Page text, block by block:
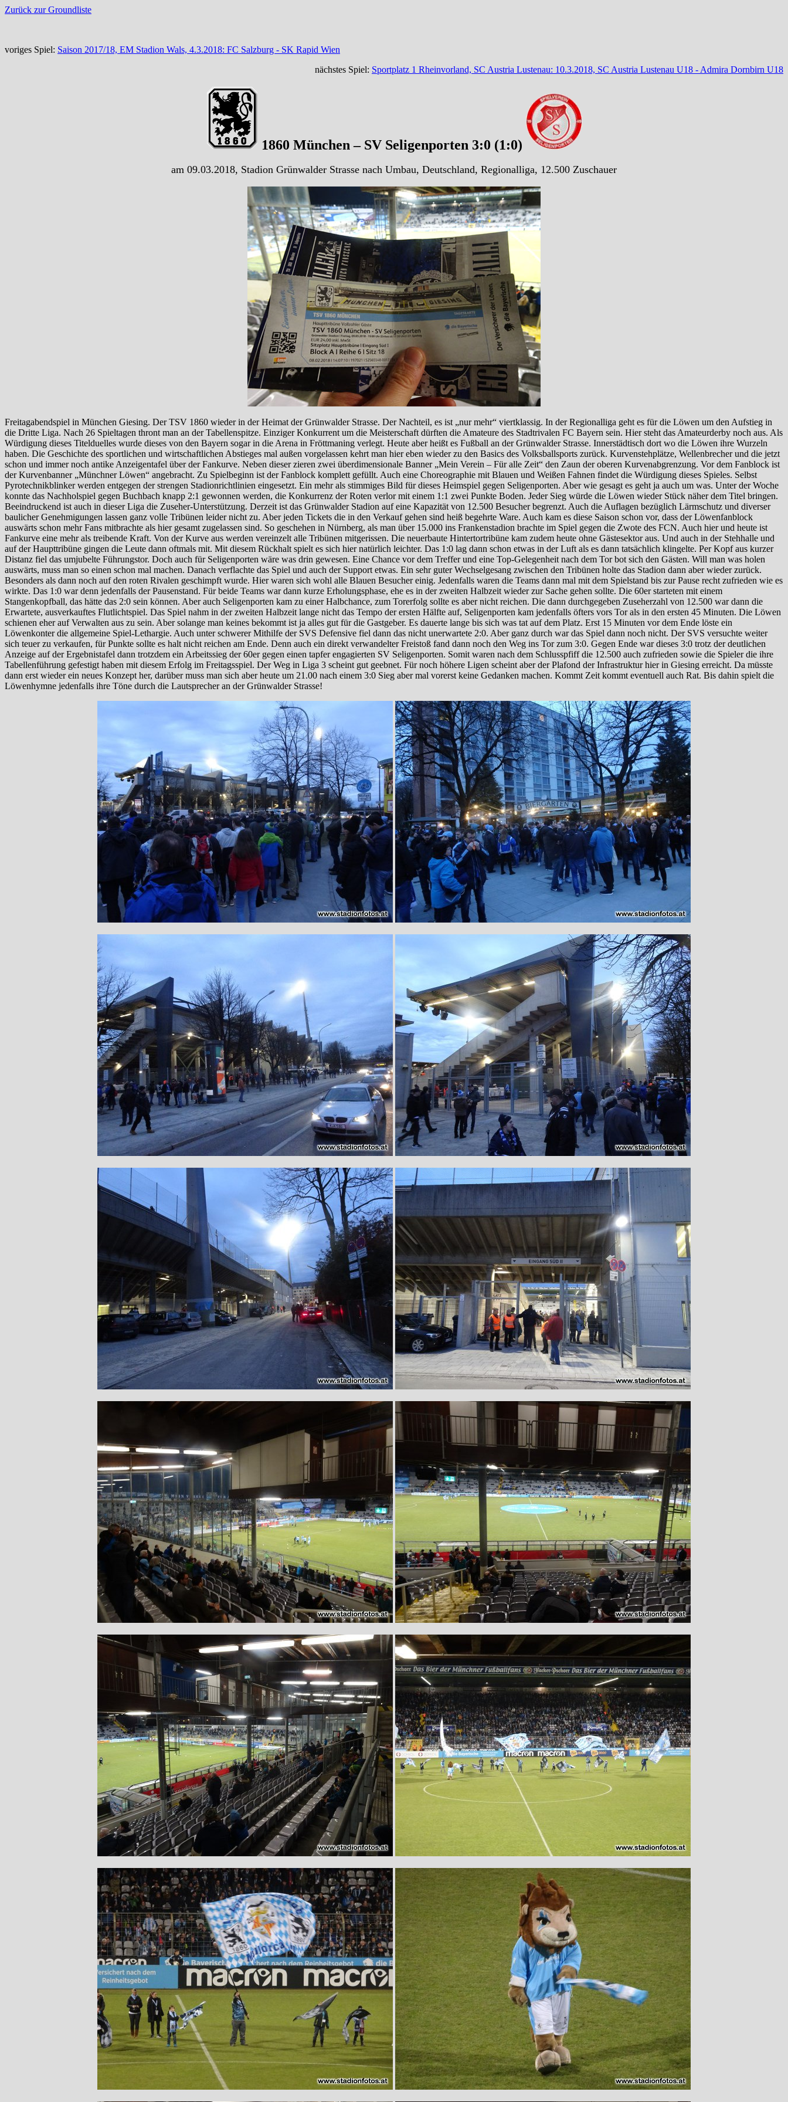
Zurück zur Groundliste
voriges Spiel: Saison 2017/18, EM Stadion Wals, 4.3.2018: FC Salzburg - SK Rapid Wien
nächstes Spiel: Sportplatz 1 Rheinvorland, SC Austria Lustenau: 10.3.2018, SC Austria Lustenau U18 - Admira Dornbirn U18
1860 München – SV Seligenporten 3:0 (1:0)
am 09.03.2018, Stadion Grünwalder Strasse nach Umbau, Deutschland, Regionalliga, 12.500 Zuschauer
Freitagabendspiel in München Giesing. Der TSV 1860 wieder in der Heimat der Grünwalder Strasse. Der Nachteil, es ist „nur mehr“ viertklassig. In der Regionalliga geht es für die Löwen um den Aufstieg in
die Dritte Liga. Nach 26 Spieltagen thront man an der Tabellenspitze. Einziger Konkurrent um die Meisterschaft dürften die Amateure des Stadtrivalen FC Bayern sein. Hier steht das Amateurderby noch aus. Als
Würdigung dieses Titelduelles wurde dieses von den Bayern sogar in die Arena in Fröttmaning verlegt. Heute aber heißt es Fußball an der Grünwalder Strasse. Innerstädtisch dort wo die Löwen ihre Wurzeln
haben. Die Geschichte des sportlichen und wirtschaftlichen Abstieges mal außen vorgelassen kehrt man hier eben wieder zu den Basics des Volksballsports zurück. Kurvenstehplätze, Wellenbrecher und die jetzt
schon und immer noch antike Anzeigentafel über der Fankurve. Neben dieser zieren zwei überdimensionale Banner „Mein Verein – Für alle Zeit“ den Zaun der oberen Kurvenabgrenzung. Vor dem Fanblock ist
der Kurvenbanner „Münchner Löwen“ angebracht. Zu Spielbeginn ist der Fanblock komplett gefüllt. Auch eine Choreographie mit Blauen und Weißen Fahnen findet die Würdigung dieses Spieles. Selbst
Pyrotechnikblinker werden entgegen der strengen Stadionrichtlinien eingesetzt. Ein mehr als stimmiges Bild für dieses Heimspiel gegen Seligenporten. Aber wie gesagt es geht ja auch um was. Unter der Woche
konnte das Nachholspiel gegen Buchbach knapp 2:1 gewonnen werden, die Konkurrenz der Roten verlor mit einem 1:1 zwei Punkte Boden. Jeder Sieg würde die Löwen wieder Stück näher dem Titel bringen.
Beeindruckend ist auch in dieser Liga die Zuseher-Unterstützung. Derzeit ist das Grünwalder Stadion auf eine Kapazität von 12.500 Besucher begrenzt. Auch die Auflagen bezüglich Lärmschutz und diverser
baulicher Genehmigungen lassen ganz volle Tribünen leider nicht zu. Aber jeden Tickets die in den Verkauf gehen sind heiß begehrte Ware. Auch kam es diese Saison schon vor, dass der Löwenfanblock
auswärts schon mehr Fans mitbrachte als hier gesamt zugelassen sind. So geschehen in Nürnberg, als man über 15.000 ins Frankenstadion brachte im Spiel gegen die Zwote des FCN. Auch hier und heute ist
Fankurve eine mehr als treibende Kraft. Von der Kurve aus werden vereinzelt alle Tribünen mitgerissen. Die neuerbaute Hintertortribüne kam zudem heute ohne Gästesektor aus. Und auch in der Stehhalle und
auf der Haupttribüne gingen die Leute dann oftmals mit. Mit diesem Rückhalt spielt es sich hier natürlich leichter. Das 1:0 lag dann schon etwas in der Luft als es dann tatsächlich klingelte. Per Kopf aus kurzer
Distanz fiel das umjubelte Führungstor. Doch auch für Seligenporten wäre was drin gewesen. Eine Chance vor dem Treffer und eine Top-Gelegenheit nach dem Tor bot sich den Gästen. Will man was holen
auswärts, muss man so einen schon mal machen. Danach verflachte das Spiel und auch der Support etwas. Ein sehr guter Wechselgesang zwischen den Tribünen holte das Stadion dann aber wieder zurück.
Besonders als dann noch auf den roten Rivalen geschimpft wurde. Hier waren sich wohl alle Blauen Besucher einig. Jedenfalls waren die Teams dann mal mit dem Spielstand bis zur Pause recht zufrieden wie es
wirkte. Das 1:0 war denn jedenfalls der Pausenstand. Für beide Teams war dann kurze Erholungsphase, ehe es in der zweiten Halbzeit wieder zur Sache gehen sollte. Die 60er starteten mit einem
Stangenkopfball, das hätte das 2:0 sein können. Aber auch Seligenporten kam zu einer Halbchance, zum Torerfolg sollte es aber nicht reichen. Die dann durchgegeben Zuseherzahl von 12.500 war dann die
Erwartete, ausverkauftes Flutlichtspiel. Das Spiel nahm in der zweiten Halbzeit lange nicht das Tempo der ersten Hälfte auf, Seligenporten kam jedenfalls öfters vors Tor als in den ersten 45 Minuten. Die Löwen
schienen eher auf Verwalten aus zu sein. Aber solange man keines bekommt ist ja alles gut für die Gastgeber. Es dauerte lange bis sich was tat auf dem Platz. Erst 15 Minuten vor dem Ende löste ein
Löwenkonter die allgemeine Spiel-Lethargie. Auch unter schwerer Mithilfe der SVS Defensive fiel dann das nicht unerwartete 2:0. Aber ganz durch war das Spiel dann noch nicht. Der SVS versuchte weiter
sich teuer zu verkaufen, für Punkte sollte es halt nicht reichen am Ende. Denn auch ein direkt verwandelter Freistoß fand dann noch den Weg ins Tor zum 3:0. Gegen Ende war dieses 3:0 trotz der deutlichen
Anzeige auf der Ergebnistafel dann trotzdem ein Arbeitssieg der 60er gegen einen tapfer engagierten SV Seligenporten. Somit waren nach dem Schlusspfiff die 12.500 auch zufrieden sowie die Spieler die ihre
Tabellenführung gefestigt haben mit diesem Erfolg im Freitagsspiel. Der Weg in Liga 3 scheint gut geebnet. Für noch höhere Ligen scheint aber der Plafond der Infrastruktur hier in Giesing erreicht. Da müsste
dann erst wieder ein neues Konzept her, darüber muss man sich aber heute um 21.00 nach einem 3:0 Sieg aber mal vorerst keine Gedanken machen. Kommt Zeit kommt eventuell auch Rat. Bis dahin spielt die
Löwenhymne jedenfalls ihre Töne durch die Lautsprecher an der Grünwalder Strasse!